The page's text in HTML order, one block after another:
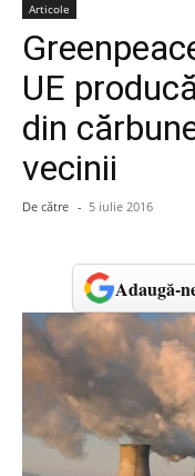
Articole
UE
din
vecinii
De către - 5 iulie 2016
Adaugă-